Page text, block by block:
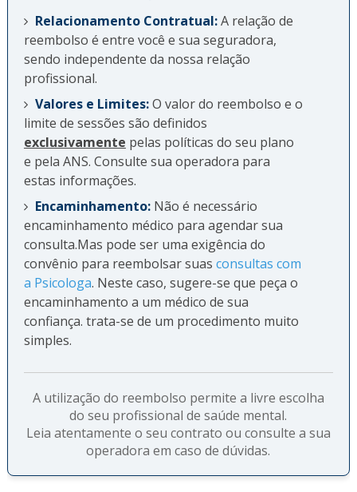
Relacionamento Contratual:A relação de
reembolso é entre você e sua seguradora,
sendo independente da nossa relação
profissional.
Valores e Limites:O valor do reembolso e o
limite de sessões são definidos
exclusivamente pelas políticas do seu plano
e pela ANS. Consulte sua operadora para
estas informações.
Encaminhamento:Não é necessário
encaminhamento médico para agendar sua
consulta.Mas pode ser uma exigência do
convênio para reembolsar suas consultas com
a Psicologa. Neste caso, sugere-se que peça o
encaminhamento a um médico de sua
confiança. trata-se de um procedimento muito
simples.
A utilização do reembolso permite a livre escolha
do seu profissional de saúde mental.
Leia atentamente o seu contrato ou consulte a sua
operadora em caso de dúvidas.